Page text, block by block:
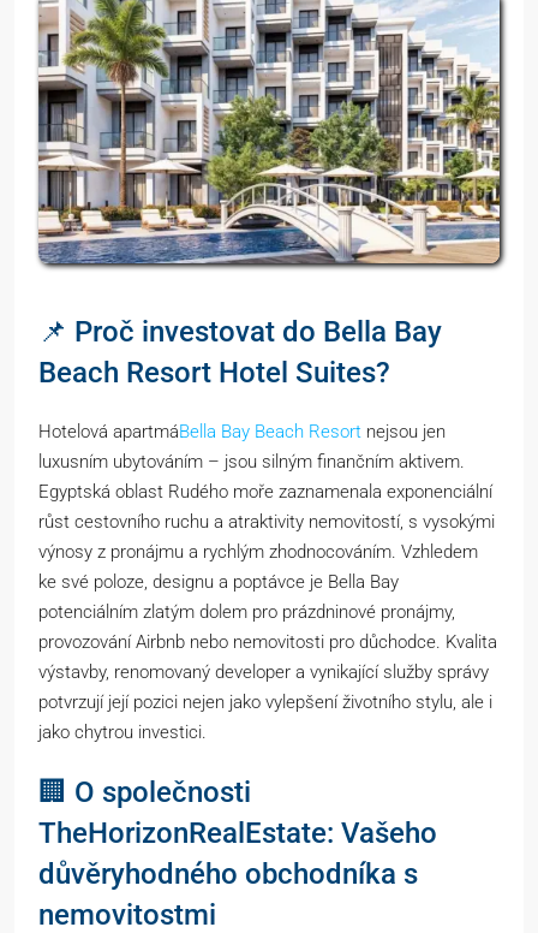
📌 Proč investovat do Bella Bay
Beach Resort Hotel Suites?
Hotelová apartmáBella Bay Beach Resort nejsou jen
luxusním ubytováním – jsou silným finančním aktivem.
Egyptská oblast Rudého moře zaznamenala exponenciální
růst cestovního ruchu a atraktivity nemovitostí, s vysokými
výnosy z pronájmu a rychlým zhodnocováním. Vzhledem
ke své poloze, designu a poptávce je Bella Bay
potenciálním zlatým dolem pro prázdninové pronájmy,
provozování Airbnb nebo nemovitosti pro důchodce. Kvalita
výstavby, renomovaný developer a vynikající služby správy
potvrzují její pozici nejen jako vylepšení životního stylu, ale i
jako chytrou investici.
🏢 O společnosti
TheHorizonRealEstate: Vašeho
důvěryhodného obchodníka s
nemovitostmi